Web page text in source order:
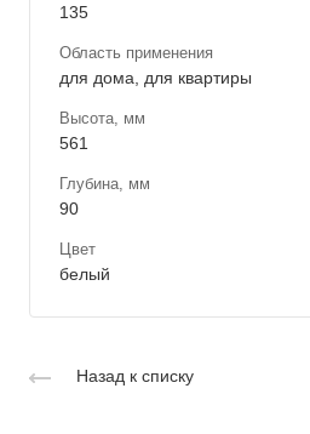
135
Область применения
для дома, для квартиры
Высота, мм
561
Глубина, мм
90
Цвет
белый
Назад к списку